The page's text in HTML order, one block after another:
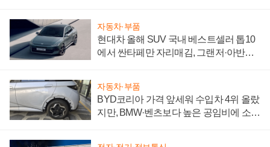
자동차·부품
현대차 올해 SUV 국내 베스트셀러 톱10
에서 싼타페만 자리매김, 그랜저·아반떼
자동차·부품
BYD코리아 가격 앞세워 수입차 4위 올랐
지만, BMW·벤츠보다 높은 공임비에 소비